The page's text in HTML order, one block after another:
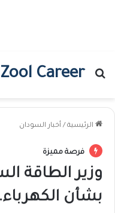
Zool Career
بحث عن
الرئيسية / أخبار السودان
فرصة مميزة
وزير الطاقة
بشأن